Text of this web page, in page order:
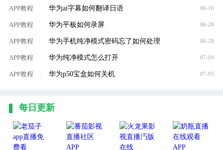
APP教程 华为ai字幕如何翻译日语 06-16
APP教程 华为平板如何录屏 06-28
APP教程 华为手机纯净模式密码忘了如何处理 06-28
APP教程 华为纯净模式怎么打开 07-04
APP教程 华为p50宝盒如何关机 07-05
每日更新